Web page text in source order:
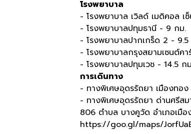
โรงพยาบาล
- โรงพยาบาล เวิลด์ เมดิคอล เ
- โรงพยาบาลปทุมธานี - 9 กม.
- โรงพยาบาลปากเกร็ด 2 -
- โรงพยาบาลกรุงสยามเซนต์ค
- โรงพยาบาลปทุมเวช - 14.5 ก
การเดินทาง
- ทางพิเศษอุดรรัถยา เมืองทอ
- ทางพิเศษอุดรรัถยา ด่านศรีส
806 ตำบล บางคูวัด อำเภอเมื
https://goo.gl/maps/